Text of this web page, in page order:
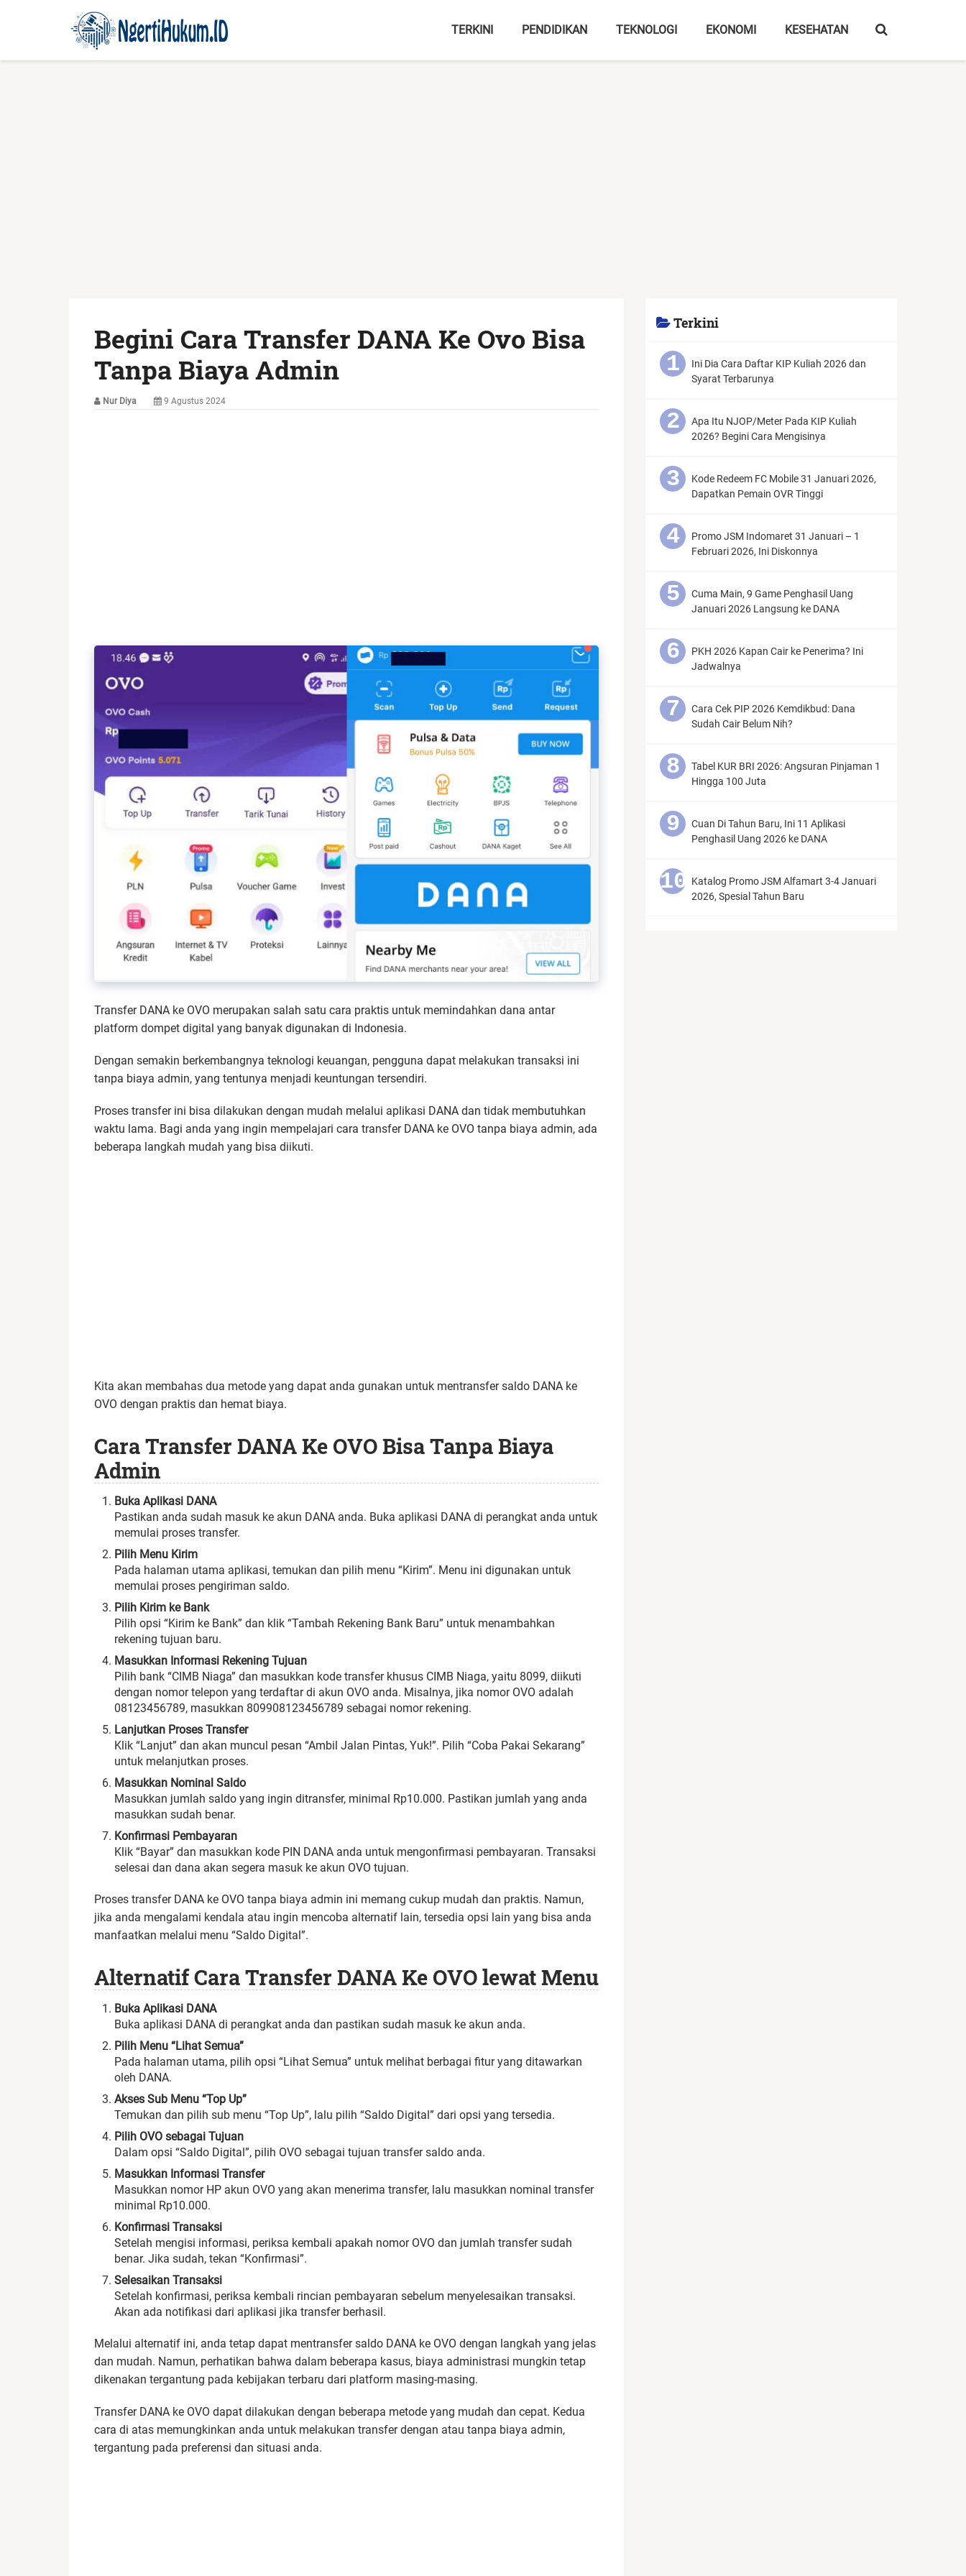
TERKINI PENDIDIKAN TEKNOLOGI EKONOMI KESEHATAN
Begini Cara Transfer DANA Ke Ovo Bisa
Tanpa Biaya Admin
Nur Diya 9 Agustus 2024
Transfer DANA ke OVO merupakan salah satu cara praktis untuk memindahkan dana antar
platform dompet digital yang banyak digunakan di Indonesia.
Dengan semakin berkembangnya teknologi keuangan, pengguna dapat melakukan transaksi ini
tanpa biaya admin, yang tentunya menjadi keuntungan tersendiri.
Proses transfer ini bisa dilakukan dengan mudah melalui aplikasi DANA dan tidak membutuhkan
waktu lama. Bagi anda yang ingin mempelajari cara transfer DANA ke OVO tanpa biaya admin, ada
beberapa langkah mudah yang bisa diikuti.
Kita akan membahas dua metode yang dapat anda gunakan untuk mentransfer saldo DANA ke
OVO dengan praktis dan hemat biaya.
Cara Transfer DANA Ke OVO Bisa Tanpa Biaya
Admin
Buka Aplikasi DANA
Pastikan anda sudah masuk ke akun DANA anda. Buka aplikasi DANA di perangkat anda untuk
memulai proses transfer.
Pilih Menu Kirim
Pada halaman utama aplikasi, temukan dan pilih menu “Kirim”. Menu ini digunakan untuk
memulai proses pengiriman saldo.
Pilih Kirim ke Bank
Pilih opsi “Kirim ke Bank” dan klik “Tambah Rekening Bank Baru” untuk menambahkan
rekening tujuan baru.
Masukkan Informasi Rekening Tujuan
Pilih bank “CIMB Niaga” dan masukkan kode transfer khusus CIMB Niaga, yaitu 8099, diikuti
dengan nomor telepon yang terdaftar di akun OVO anda. Misalnya, jika nomor OVO adalah
08123456789, masukkan 809908123456789 sebagai nomor rekening.
Lanjutkan Proses Transfer
Klik “Lanjut” dan akan muncul pesan “Ambil Jalan Pintas, Yuk!”. Pilih “Coba Pakai Sekarang”
untuk melanjutkan proses.
Masukkan Nominal Saldo
Masukkan jumlah saldo yang ingin ditransfer, minimal Rp10.000. Pastikan jumlah yang anda
masukkan sudah benar.
Konfirmasi Pembayaran
Klik “Bayar” dan masukkan kode PIN DANA anda untuk mengonfirmasi pembayaran. Transaksi
selesai dan dana akan segera masuk ke akun OVO tujuan.
Proses transfer DANA ke OVO tanpa biaya admin ini memang cukup mudah dan praktis. Namun,
jika anda mengalami kendala atau ingin mencoba alternatif lain, tersedia opsi lain yang bisa anda
manfaatkan melalui menu “Saldo Digital”.
Alternatif Cara Transfer DANA Ke OVO lewat Menu
Buka Aplikasi DANA
Buka aplikasi DANA di perangkat anda dan pastikan sudah masuk ke akun anda.
Pilih Menu “Lihat Semua”
Pada halaman utama, pilih opsi “Lihat Semua” untuk melihat berbagai fitur yang ditawarkan
oleh DANA.
Akses Sub Menu “Top Up”
Temukan dan pilih sub menu “Top Up”, lalu pilih “Saldo Digital” dari opsi yang tersedia.
Pilih OVO sebagai Tujuan
Dalam opsi “Saldo Digital”, pilih OVO sebagai tujuan transfer saldo anda.
Masukkan Informasi Transfer
Masukkan nomor HP akun OVO yang akan menerima transfer, lalu masukkan nominal transfer
minimal Rp10.000.
Konfirmasi Transaksi
Setelah mengisi informasi, periksa kembali apakah nomor OVO dan jumlah transfer sudah
benar. Jika sudah, tekan “Konfirmasi”.
Selesaikan Transaksi
Setelah konfirmasi, periksa kembali rincian pembayaran sebelum menyelesaikan transaksi.
Akan ada notifikasi dari aplikasi jika transfer berhasil.
Melalui alternatif ini, anda tetap dapat mentransfer saldo DANA ke OVO dengan langkah yang jelas
dan mudah. Namun, perhatikan bahwa dalam beberapa kasus, biaya administrasi mungkin tetap
dikenakan tergantung pada kebijakan terbaru dari platform masing-masing.
Transfer DANA ke OVO dapat dilakukan dengan beberapa metode yang mudah dan cepat. Kedua
cara di atas memungkinkan anda untuk melakukan transfer dengan atau tanpa biaya admin,
tergantung pada preferensi dan situasi anda.
Terkini
Ini Dia Cara Daftar KIP Kuliah 2026 dan
Syarat Terbarunya
Apa Itu NJOP/Meter Pada KIP Kuliah
2026? Begini Cara Mengisinya
Kode Redeem FC Mobile 31 Januari 2026,
Dapatkan Pemain OVR Tinggi
Promo JSM Indomaret 31 Januari – 1
Februari 2026, Ini Diskonnya
Cuma Main, 9 Game Penghasil Uang
Januari 2026 Langsung ke DANA
PKH 2026 Kapan Cair ke Penerima? Ini
Jadwalnya
Cara Cek PIP 2026 Kemdikbud: Dana
Sudah Cair Belum Nih?
Tabel KUR BRI 2026: Angsuran Pinjaman 1
Hingga 100 Juta
Cuan Di Tahun Baru, Ini 11 Aplikasi
Penghasil Uang 2026 ke DANA
Katalog Promo JSM Alfamart 3-4 Januari
2026, Spesial Tahun Baru